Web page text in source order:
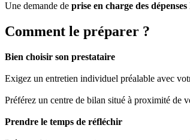
Une demande de prise en charge des dépenses
Comment le préparer ?
Bien choisir son prestataire
Exigez un entretien individuel préalable avec
Préférez un centre de bilan situé à proximité de
Prendre le temps de réfléchir